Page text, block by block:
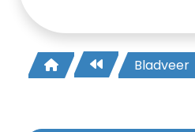
Bladveer